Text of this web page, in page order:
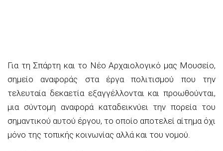
Για τη Σπάρτη και το Νέο Αρχαιολογικό μας Μουσείο,
σημείο αναφοράς στα έργα πολιτισμού που την
τελευταία δεκαετία εξαγγέλλονται και προωθούνται,
μια σύντομη αναφορά καταδεικνύει την πορεία του
σημαντικού αυτού έργου, το οποίο αποτελεί αίτημα όχι
μόνο της τοπικής κοινωνίας αλλά και του νομού.